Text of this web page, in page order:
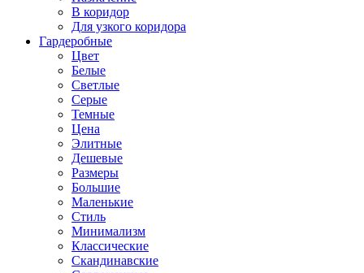
В коридор
Для узкого коридора
Гардеробные
Цвет
Белые
Светлые
Серые
Темные
Цена
Элитные
Дешевые
Размеры
Большие
Маленькие
Стиль
Минимализм
Классические
Скандинавские